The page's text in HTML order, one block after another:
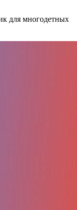
для многодетных